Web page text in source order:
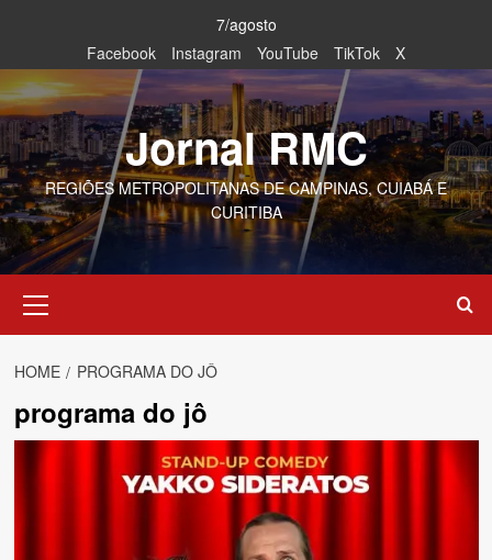
content
7/agosto
Facebook
Instagram YouTube TikTok X
Jornal RMC
REGIÕES METROPOLITANAS DE CAMPINAS, CUIABÁ E
CURITIBA
Menu
HOME PROGRAMA DO JÔ
programa do jô